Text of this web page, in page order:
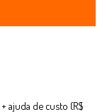
+ ajuda de custo (R$